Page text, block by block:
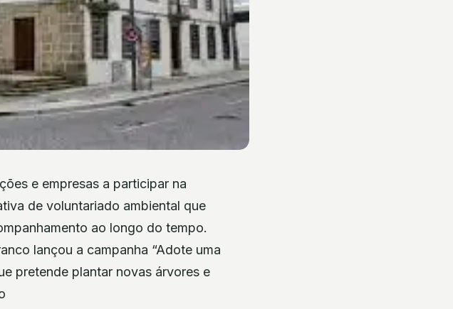
e empresas a participar na
de voluntariado ambiental que
ao longo do tempo.
lançou a campanha “Adote uma
pretende plantar novas árvores e